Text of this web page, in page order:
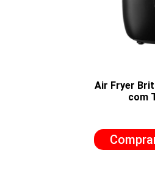
Air Fryer
com